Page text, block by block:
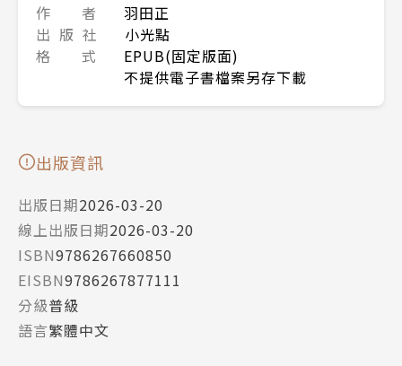
作 者
羽田正
出 版 社
小光點
格 式
EPUB(固定版面)
不提供電子書檔案另存下載
出版資訊
出版日期2026-03-20
線上出版日期2026-03-20
ISBN9786267660850
EISBN9786267877111
分級普級
語言繁體中文